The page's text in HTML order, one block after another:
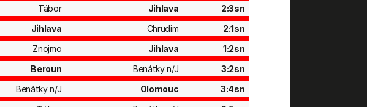
Tábor Jihlava
2:3sn
Jihlava Chrudim
2:1sn
Znojmo Jihlava
1:2sn
Beroun Benátky n/J
3:2sn
Benátky n/J Olomouc
3:4sn